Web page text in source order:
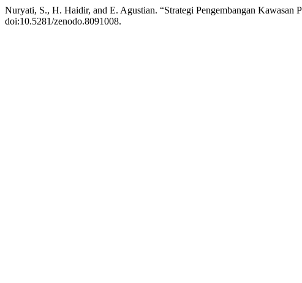
Nuryati, S., H. Haidir, and E. Agustian. “Strategi Pengembangan Kawasan
doi:10.5281/zenodo.8091008.